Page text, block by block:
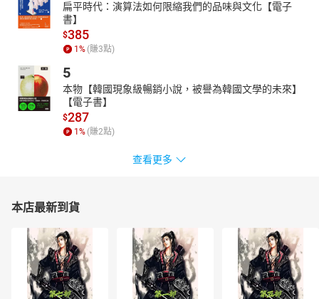
扁平時代：演算法如何限縮我們的品味與文化【電子
書】
$385
1 % (賺3點)
5
本物【韓國現象級暢銷小說，被譽為韓國文學的未來】
【電子書】
$287
1 % (賺2點)
查看更多
本店最新到貨